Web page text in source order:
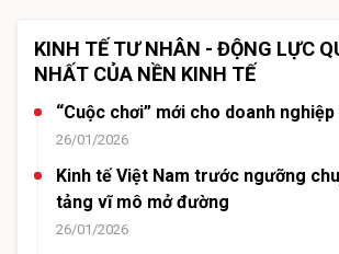
KINH TẾ TƯ NHÂN - ĐỘNG LỰC
NHẤT CỦA NỀN KINH TẾ
“Cuộc chơi” mới cho doanh
26/01/2026
Kinh tế Việt Nam trước ngưỡng
tảng vĩ mô mở đường
26/01/2026